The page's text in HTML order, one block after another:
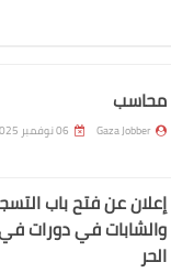
محاسب
Gaza Jobber 06 نوفمبر 2025
إعلان عن فتح باب
والشابات في دورات
الحر